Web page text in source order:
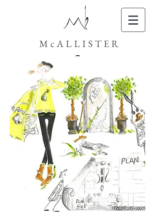
McALLISTER